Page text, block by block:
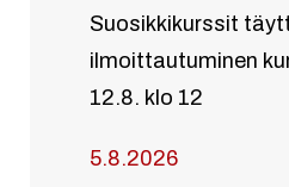
Suosikkikurssit
ilmoittautuminen
12.8. klo 12
5.8.2026